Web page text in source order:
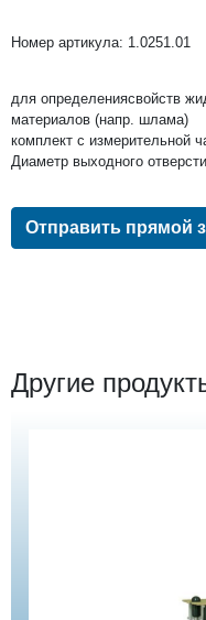
Номер артикула: 1.0251.01
для определениясвойств
материалов (напр. шлама)
комплект с измерительной
Диаметр выходного
Отправить прямой
Другие